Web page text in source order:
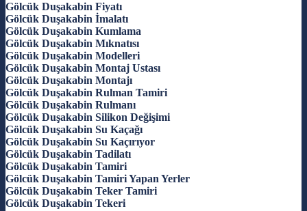
Gölcük Duşakabin Fiyatı
Gölcük Duşakabin İmalatı
Gölcük Duşakabin Kumlama
Gölcük Duşakabin Mıknatısı
Gölcük Duşakabin Modelleri
Gölcük Duşakabin Montaj Ustası
Gölcük Duşakabin Montajı
Gölcük Duşakabin Rulman Tamiri
Gölcük Duşakabin Rulmanı
Gölcük Duşakabin Silikon Değişimi
Gölcük Duşakabin Su Kaçağı
Gölcük Duşakabin Su Kaçırıyor
Gölcük Duşakabin Tadilatı
Gölcük Duşakabin Tamiri
Gölcük Duşakabin Tamiri Yapan Yerler
Gölcük Duşakabin Teker Tamiri
Gölcük Duşakabin Tekeri